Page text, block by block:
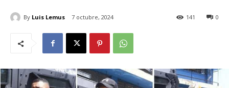
By Luis Lemus 7 octubre, 2024 0
141